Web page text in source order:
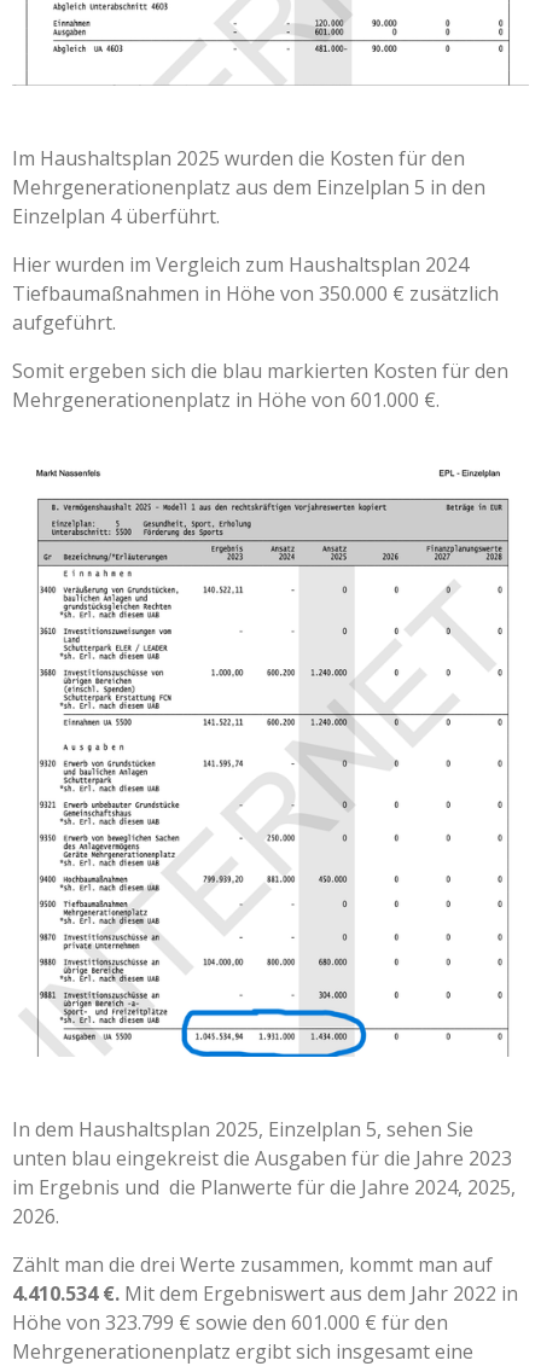
Im Haushaltsplan 2025 wurden die Kosten für den
Mehrgenerationenplatz aus dem Einzelplan 5 in den
Einzelplan 4 überführt.
Hier wurden im Vergleich zum Haushaltsplan 2024
Tiefbaumaßnahmen in Höhe von 350.000 € zusätzlich
aufgeführt.
Somit ergeben sich die blau markierten Kosten für den
Mehrgenerationenplatz in Höhe von 601.000 €.
In dem Haushaltsplan 2025, Einzelplan 5, sehen Sie
unten blau eingekreist die Ausgaben für die Jahre 2023
im Ergebnis und die Planwerte für die Jahre 2024, 2025,
2026.
Zählt man die drei Werte zusammen, kommt man auf
4.410.534 €. Mit dem Ergebniswert aus dem Jahr 2022 in
Höhe von 323.799 € sowie den 601.000 € für den
Mehrgenerationenplatz ergibt sich insgesamt eine